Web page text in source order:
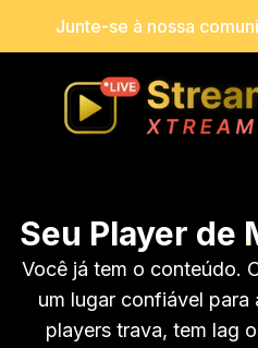
Junte-se à nossa
Seu Player de
Você já tem o conteúdo.
um lugar confiável para
players trava, tem lag